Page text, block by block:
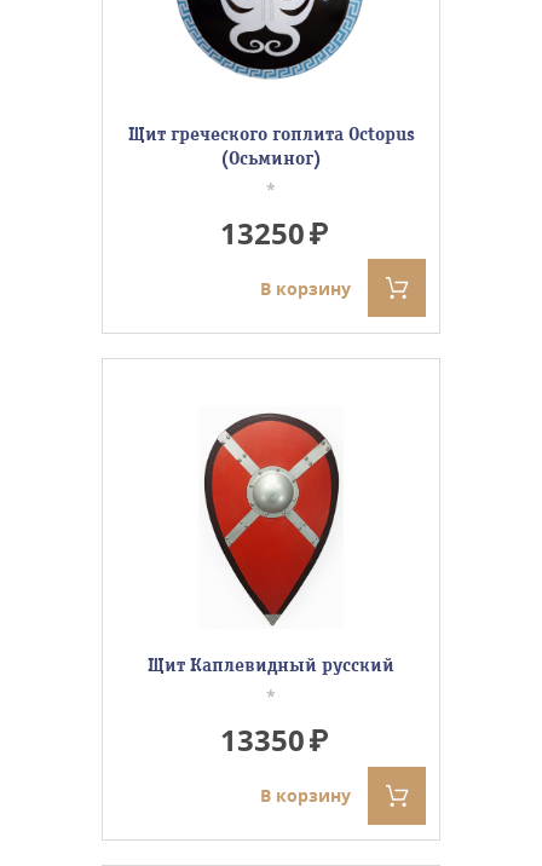
Щит греческого гоплита Octopus
(Осьминог)
*
13250
В корзину
Щит Каплевидный русский
*
13350
В корзину